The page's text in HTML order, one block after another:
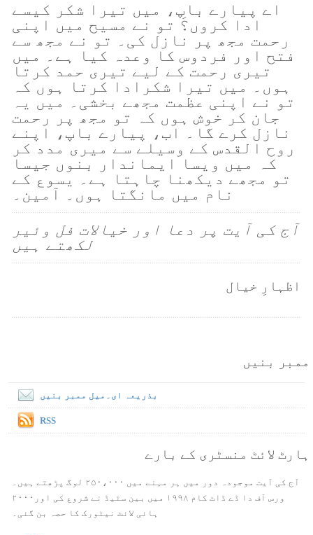
اے پیارے باپ، میں تیرا شکر کیسے
ادا کروں؟َ تو نے مسیح میں اپنی
رحمت مجھ پر نازل کی۔ تو نے مجھ سے
فتح اور فردوس کا وعدہ کیا ہے۔ میں
تیری رحمت کے لیے تیری حمد کرتا
ہوں۔ میں تیرا شکرادا کرتا ہوں کہ
تو نے اپنی عظمت مجھے بخشی۔ میں یہ
جان کر خوش ہوں کہ تو مجھ پر رحمت
نازل کرے گا۔ اب، پیارے باپ، اپنے
روح القدس کے وسیلے سے میری مدد کر
کہ میں ویسا ایماندار بنوں جیسا
تو مجھے دیکھنا چاہتا ہے۔ یسوع کے
نام میں مانگتا ہوں۔ آمین۔
آج کی آیت پر دعا اور خیالات فل وئیر
لکھتے ہیں
اظہارِ خیال
ممبر بنیں
بذریعہ ای۔میل ممبر بنیں
RSS
ہارٹ لائٹ منسٹری کے بارے
آج کی آیت موجودہ دور میں ہر مہنے میں ۲۵۰،۰۰۰ لوگ پڑھتے ہیں۔
ورس آف دا ڈے ڈاٹ کام ۱۹۹۸ میں بین سٹیڈ نے شروع کی اور۲۰۰۰
ہائی لائٹ نیٹورک کا حصہ بن گئی۔